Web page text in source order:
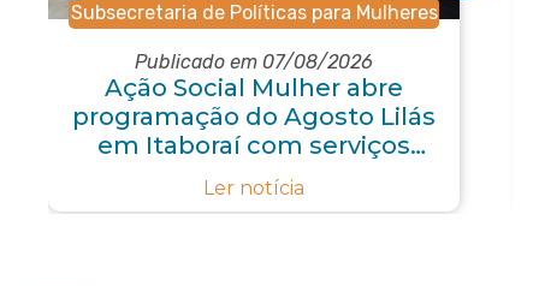
Subsecretaria de Políticas para Mulheres
Publicado em 07/08/2026
Ação Social Mulher abre
programação do Agosto Lilás
em Itaboraí com serviços
gratuitos e orientações
Ler notícia